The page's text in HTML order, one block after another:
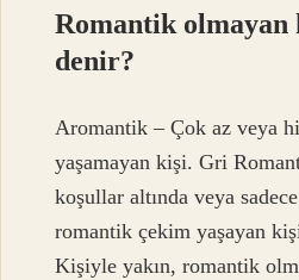
Romantik olmayan
denir?
Aromantik – Çok az veya
yaşamayan kişi. Gri
koşullar altında veya
romantik çekim yaşayan
Kişiyle yakın, romantik